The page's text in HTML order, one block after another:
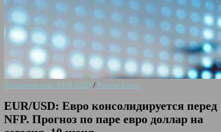
Валютная пара EUR/USD / Рынок Forex
EUR/USD: Евро консолидируется перед
NFP. Прогноз по паре евро доллар на